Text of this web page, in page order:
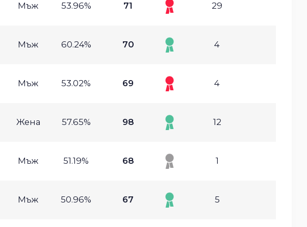
Мъж 53.96% 71 29
Мъж 60.24% 70 4
Мъж 53.02% 69 4
Жена 57.65% 98 12
Мъж 51.19% 68 1
Мъж 50.96% 67 5